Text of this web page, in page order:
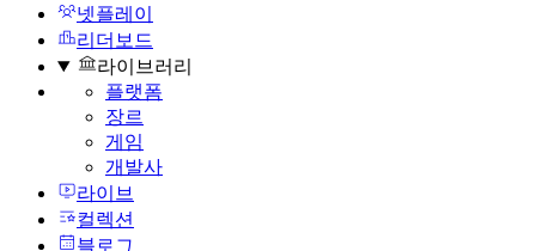
넷플레이
리더보드
라이브러리
플랫폼
장르
게임
개발사
라이브
컬렉션
블로그